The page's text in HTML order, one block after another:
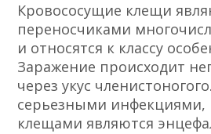
Кровососущие клещи
переносчиками
и относятся к классу
Заражение происходит
через укус
серьезными
клещами являются